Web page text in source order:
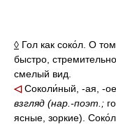
◊ Гол как соко́л. О
быстро,
смелый вид.
◁Соколи́ный, -ая, -ое.
взгляд (нар.-поэт.;
ясные, зоркие).